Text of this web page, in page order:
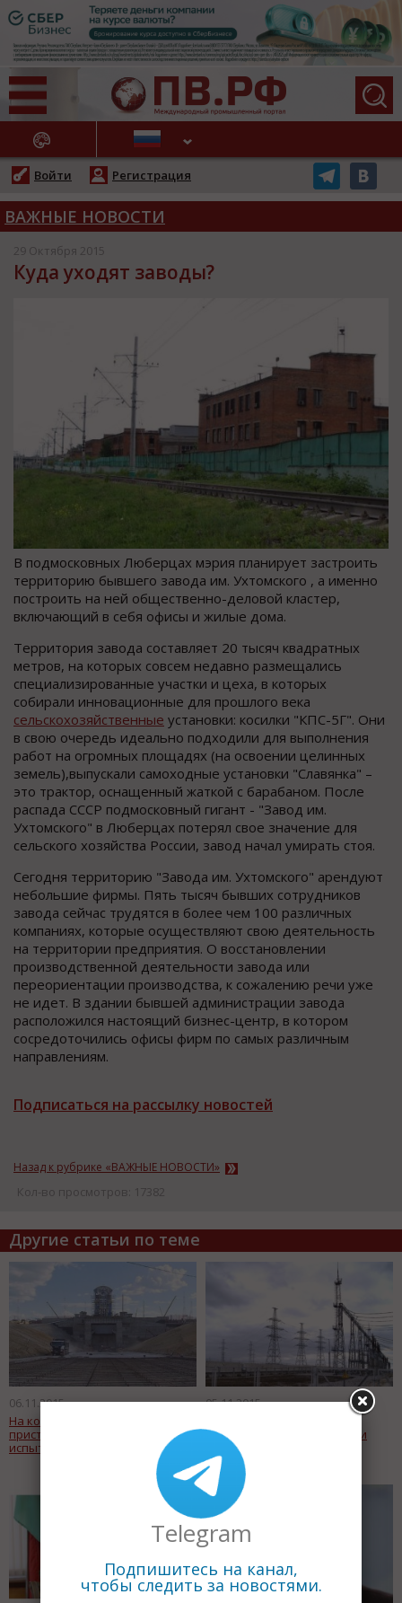
НОВОСТИ
Войти Регистрация
ВАЖНЫЕ НОВОСТИ
29 Октября 2015
Куда уходят заводы?
В подмосковных Люберцах мэрия планирует застроить
территорию бывшего завода им. Ухтомского , а именно
построить на ней общественно-деловой кластер,
включающий в себя офисы и жилые дома.
Территория завода составляет 20 тысяч квадратных
метров, на которых совсем недавно размещались
специализированные участки и цеха, в которых
собирали инновационные для прошлого века
сельскохозяйственные установки: косилки "КПС-5Г". Они
в свою очередь идеально подходили для выполнения
работ на огромных площадях (на освоении целинных
земель),выпускали самоходные установки "Славянка" –
это трактор, оснащенный жаткой с барабаном. После
распада СССР подмосковный гигант - "Завод им.
Ухтомского" в Люберцах потерял свое значение для
сельского хозяйства России, завод начал умирать стоя.
Сегодня территорию "Завода им. Ухтомского" арендуют
небольшие фирмы. Пять тысяч бывших сотрудников
завода сейчас трудятся в более чем 100 различных
компаниях, которые осуществляют свою деятельность
на территории предприятия. О восстановлении
производственной деятельности завода или
переориентации производства, к сожалению речи уже
не идет. В здании бывшей администрации завода
расположился настоящий бизнес-центр, в котором
сосредоточились офисы фирм по самых различным
направлениям.
Подписаться на рассылку новостей
Назад к рубрике «ВАЖНЫЕ НОВОСТИ»
Кол-во просмотров: 17382
Другие статьи по теме
06.11.2015
На космодроме «Восточный»
приступили к автономным
испытаниям систем
05.11.2015
повышение эффективности
локальной энергетики и
снижение стоимости
электроэнергии в
изолированных энергорайонах
Telegram
Подпишитесь на канал,
чтобы следить за новостями.